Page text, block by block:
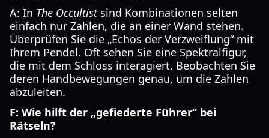
A: In The Occultistsind Kombinationen selten
einfach nur Zahlen, die an einer Wand stehen.
Überprüfen Sie die „Echos der Verzweiflung“ mit
Ihrem Pendel. Oft sehen Sie eine Spektralfigur,
die mit dem Schloss interagiert. Beobachten Sie
deren Handbewegungen genau, um die Zahlen
abzuleiten.
F: Wie hilft der „gefiederte Führer“ bei
Rätseln?